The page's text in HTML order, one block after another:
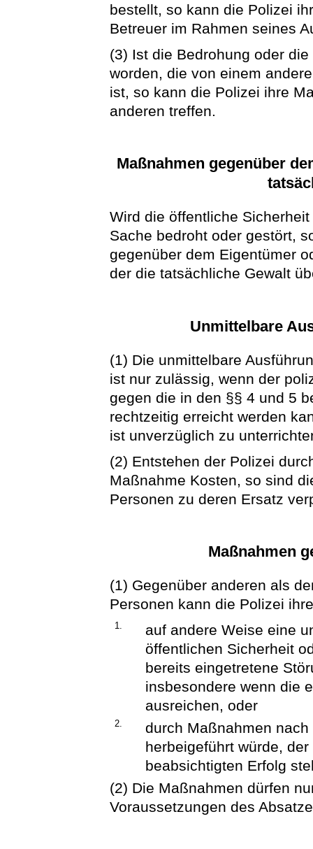
bestellt, so kann die Polizei
Betreuer im Rahmen seines
(3) Ist die Bedrohung oder
worden, die von einem
ist, so kann die Polizei ihre
anderen treffen.
Maßnahmen gegenüber
Wird die öffentliche
Sache bedroht oder gestört,
gegenüber dem Eigentümer
der die tatsächliche Gewalt
Unmittelbare
(1) Die unmittelbare
ist nur zulässig, wenn der
gegen die in den §§ 4 und 5
rechtzeitig erreicht werden
ist unverzüglich zu
(2) Entstehen der Polizei
Maßnahme Kosten, so sind
Personen zu deren Ersatz
Maßnahmen
(1) Gegenüber anderen als
Personen kann die Polizei
1.
auf andere Weise eine
öffentlichen Sicherheit
bereits eingetretene
insbesondere wenn die
ausreichen, oder
2.
durch Maßnahmen
herbeigeführt würde,
beabsichtigten Erfolg
(2) Die Maßnahmen dürfen
Voraussetzungen des